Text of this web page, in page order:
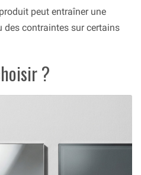
peut entraîner une
des contraintes sur certains
?